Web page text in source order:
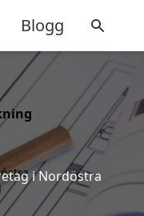
Blogg
i Nordöstra